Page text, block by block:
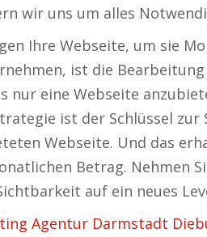
wir uns um alles
Ihre Webseite, um sie
ist die
nur eine Webseite
ist der Schlüssel zur
Webseite. Und das
Betrag. Nehmen
auf ein neues
Agentur Darmstadt